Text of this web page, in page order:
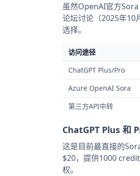
虽然OpenAI官方
论坛讨论（2025年10
选择。
访问途径
ChatGPT Plus/Pro
Azure OpenAI Sora
第三方API中转
ChatGPT Plus 和
这是目前最直接的
$20，提供1000
权。